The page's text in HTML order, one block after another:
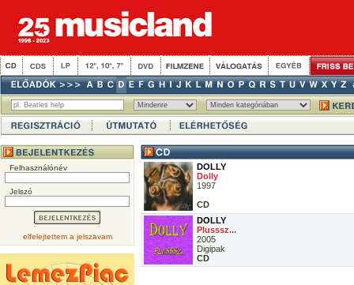
Felhasználónév
Jelszó
elfelejtettem a jelszavam
DOLLY
Dolly
1997
CD
DOLLY
Plusssz...
2005
Digipak
CD